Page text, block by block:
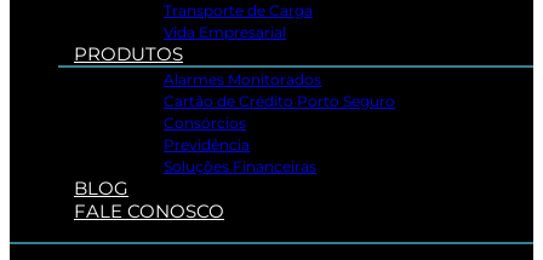
Transporte de Carga
Vida Empresarial
PRODUTOS
Alarmes Monitorados
Cartão de Crédito Porto Seguro
Consórcios
Previdência
Soluções Financeiras
BLOG
FALE CONOSCO